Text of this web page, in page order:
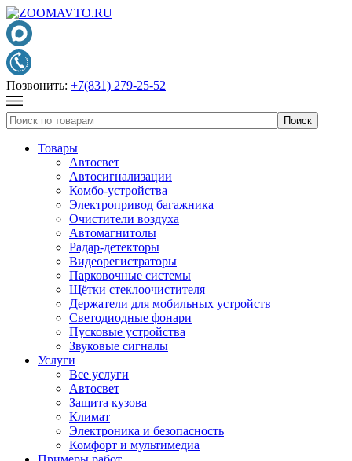
Позвонить: +7(831) 279-25-52
Товары
Автосвет
Автосигнализации
Комбо-устройства
Электропривод багажника
Очистители воздуха
Автомагнитолы
Радар-детекторы
Видеорегистраторы
Парковочные системы
Щётки стеклоочистителя
Держатели для мобильных устройств
Светодиодные фонари
Пусковые устройства
Звуковые сигналы
Услуги
Все услуги
Автосвет
Защита кузова
Климат
Электроника и безопасность
Комфорт и мультимедиа